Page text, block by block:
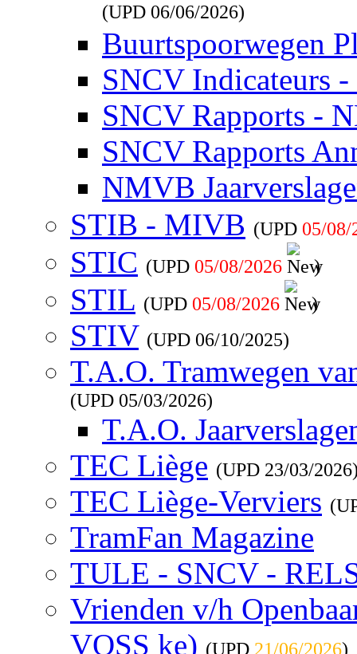
(UPD 06/06/2026)
Buurtspoorwegen
SNCV Indicateurs
SNCV Rapports -
SNCV Rapports
NMVB
STIB - MIVB (UPD 05/08/
STIC (UPD 05/08/2026 )
STIL (UPD 05/08/2026 )
STIV (UPD 06/10/2025)
T.A.O. Tramwegen
(UPD 05/03/2026)
T.A.O.
TEC Liège (UPD 23/03/2026
TEC Liège-Verviers
TramFan Magazine
TULE - SNCV -
Vrienden v/h
VOSS ke) (UPD 21/06/2026)